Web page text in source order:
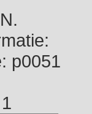
p0051